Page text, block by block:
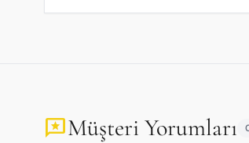
reviewsMüşteri Yorumları